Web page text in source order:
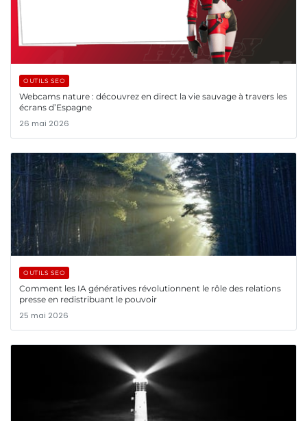
OUTILS SEO
Webcams nature : découvrez en direct la vie sauvage à travers les
écrans d’Espagne
26 mai 2026
OUTILS SEO
Comment les IA génératives révolutionnent le rôle des relations
presse en redistribuant le pouvoir
25 mai 2026